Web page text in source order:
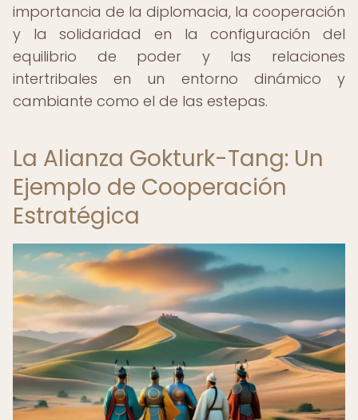
importancia de la diplomacia, la cooperación
y la solidaridad en la configuración del
equilibrio de poder y las relaciones
intertribales en un entorno dinámico y
cambiante como el de las estepas.
La Alianza Gokturk-Tang: Un
Ejemplo de Cooperación
Estratégica